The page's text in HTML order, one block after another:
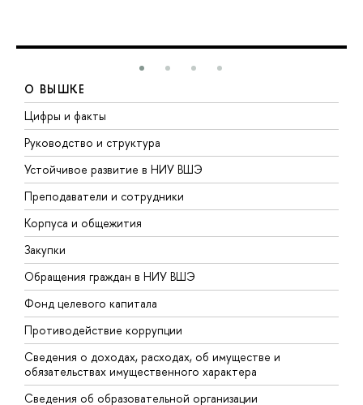
О ВЫШКЕ
Цифры и факты
Руководство и структура
Устойчивое развитие в НИУ ВШЭ
Преподаватели и сотрудники
Корпуса и общежития
Закупки
Обращения граждан в НИУ ВШЭ
Фонд целевого капитала
Противодействие коррупции
Сведения о доходах, расходах, об имуществе и
обязательствах имущественного характера
Сведения об образовательной организации